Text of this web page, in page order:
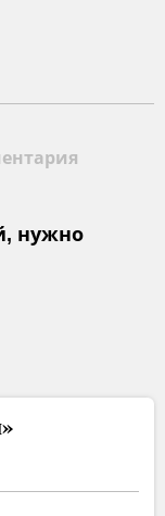
нужно